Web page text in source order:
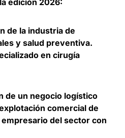
de la industria de
y salud preventiva.
en cirugía
de un negocio logístico
comercial de
del sector con